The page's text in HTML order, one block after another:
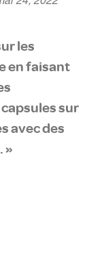
les
en faisant
sur
avec des
»